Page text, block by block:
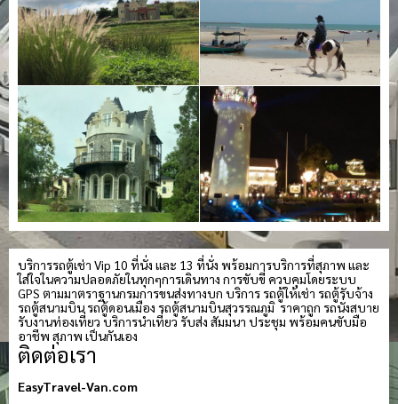
บริการรถตู้เช่า Vip 10 ที่นั่ง และ 13 ที่นั่ง พร้อมการบริการที่สุภาพ และ
ใส่ใจในความปลอดภัยในทุกๆการเดินทาง การขับขี่ ควบคุมโดยระบบ
GPS ตามมาตราฐานกรมการขนส่งทางบก บริการ รถตู้ให้เช่า รถตู้รับจ้าง
รถตู้สนามบิน รถตู้ดอนเมือง รถตู้สนามบินสุวรรณภูมิ ราคาถูก รถนั่งสบาย
รับงานท่องเที่ยว บริการนำเที่ยว รับส่ง สัมมนา ประชุม พร้อมคนขับมือ
อาชีพ สุภาพ เป็นกันเอง
ติดต่อเรา
EasyTravel-Van.com